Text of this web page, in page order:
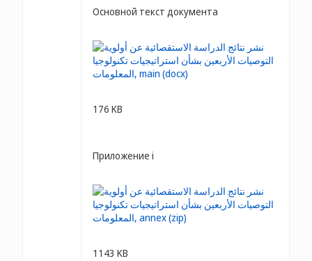
Основной текст документа
176 KB
Приложение i
1143 KB